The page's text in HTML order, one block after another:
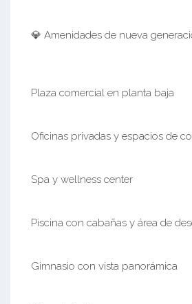
💎 Amenidades de nueva
Plaza comercial en planta baja
Oficinas privadas y espacios de
Spa y wellness center
Piscina con cabañas y área de
Gimnasio con vista panorámica